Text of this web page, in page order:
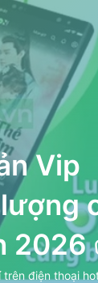
Vip
2026
trên điện thoại